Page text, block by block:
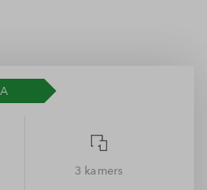
fietsenstalling voor bewoners. En
parkeerplek in de afgesloten
de achterkant van een schip.
zich dan ook aan de achterkant
een woonkamer met
3 kamers